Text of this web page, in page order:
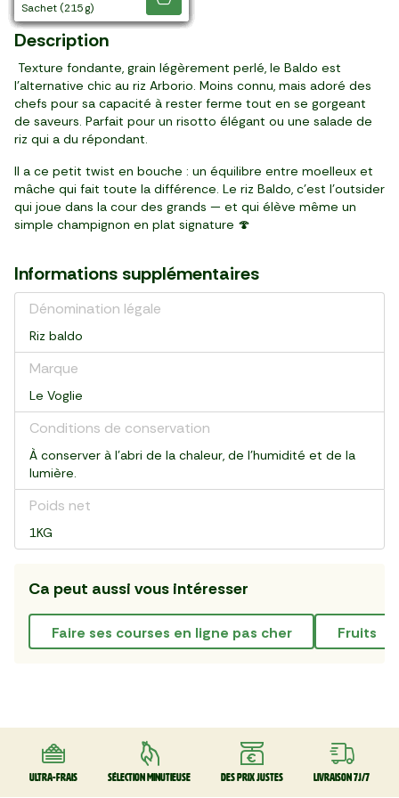
sachet (1 kg)
sachet (500 g)
sachet (500 g)
sachet (500 g)
sachet (1 kg)
sachet (500 g)
sachet (500 g)
sachet (215 g)
sachet (1 kg)
sachet (1 kg)
paquet (500 g)
boîte de 4 (500 g)
sachet (1 kg)
sachet (215 g)
Description
Texture fondante, grain légèrement perlé, le Baldo est
l’alternative chic au riz Arborio. Moins connu, mais adoré des
chefs pour sa capacité à rester ferme tout en se gorgeant
de saveurs. Parfait pour un risotto élégant ou une salade de
riz qui a du répondant.
Il a ce petit twist en bouche : un équilibre entre moelleux et
mâche qui fait toute la différence. Le riz Baldo, c’est l’outsider
qui joue dans la cour des grands — et qui élève même un
simple champignon en plat signature 🍄
Informations supplémentaires
Dénomination légale
Riz baldo
Marque
Le Voglie
Conditions de conservation
À conserver à l'abri de la chaleur, de l'humidité et de la
lumière.
Poids net
1KG
Ca peut aussi vous intéresser
faire ses courses en ligne pas cher fruits
Ultra-frais Sélection minutieuse Des prix justes Livraison 7J/7